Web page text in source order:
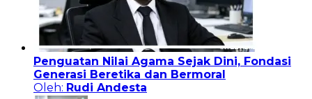
Penguatan Nilai Agama Sejak Dini, Fondasi
Generasi Beretika dan Bermoral
Oleh: Rudi Andesta